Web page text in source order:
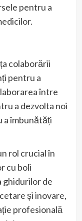
pentru a
colaborării
pentru a
între
a dezvolta noi
a îmbunătăți
rol crucial în
cu boli
ghidurilor de
și inovare,
profesională